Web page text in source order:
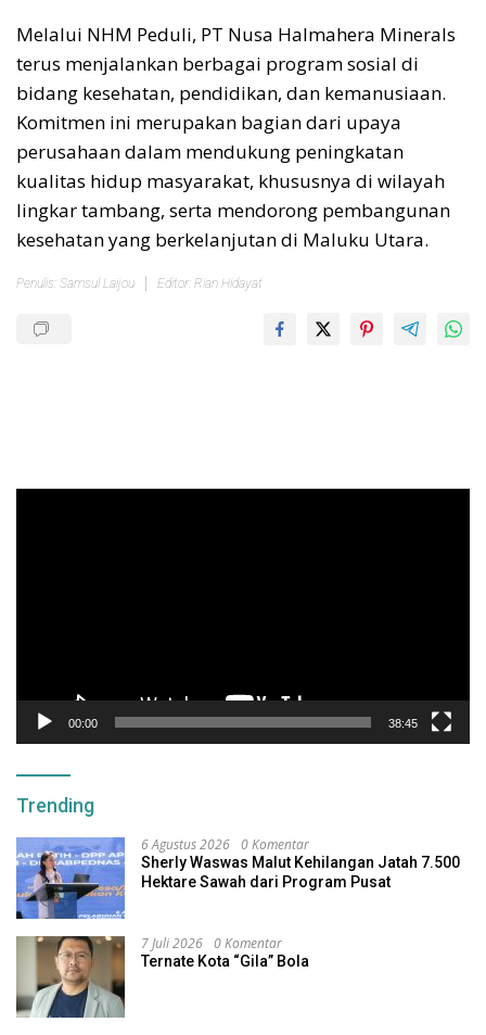
Melalui NHM Peduli, PT Nusa Halmahera Minerals
terus menjalankan berbagai program sosial di
bidang kesehatan, pendidikan, dan kemanusiaan.
Komitmen ini merupakan bagian dari upaya
perusahaan dalam mendukung peningkatan
kualitas hidup masyarakat, khususnya di wilayah
lingkar tambang, serta mendorong pembangunan
kesehatan yang berkelanjutan di Maluku Utara.
Penulis: Samsul Laijou Editor: Rian Hidayat
00:00 38:45
Trending
6 Agustus 2026 0 Komentar
Sherly Waswas Malut Kehilangan Jatah 7.500
Hektare Sawah dari Program Pusat
7 Juli 2026 0 Komentar
Ternate Kota “Gila” Bola